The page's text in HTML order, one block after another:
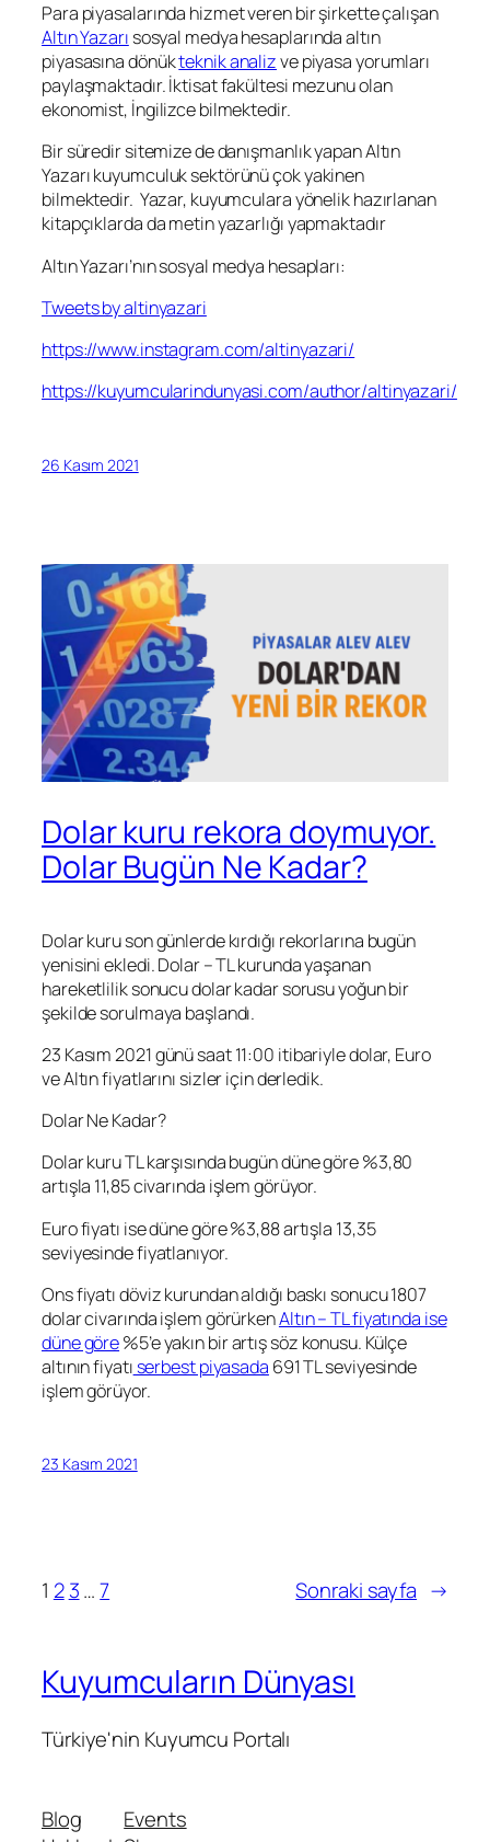
Para piyasalarında hizmet veren bir şirkette çalışan
Altın Yazarı sosyal medya hesaplarında altın
piyasasına dönükteknik analizve piyasa yorumları
paylaşmaktadır. İktisat fakültesi mezunu olan
ekonomist, İngilizce bilmektedir.
Bir süredir sitemize de danışmanlık yapan Altın
Yazarı kuyumculuk sektörünü çok yakinen
bilmektedir. Yazar, kuyumculara yönelik hazırlanan
kitapçıklarda da metin yazarlığı yapmaktadır
Altın Yazarı’nın sosyal medya hesapları:
Tweets by altinyazari
https://www.instagram.com/altinyazari/
https://kuyumcularindunyasi.com/author/altinyazari/
26 Kasım 2021
Dolar kuru rekora doymuyor.
Dolar Bugün Ne Kadar?
Dolar kuru son günlerde kırdığı rekorlarına bugün
yenisini ekledi. Dolar – TL kurunda yaşanan
hareketlilik sonucu dolar kadar sorusu yoğun bir
şekilde sorulmaya başlandı.
23 Kasım 2021 günü saat 11:00 itibariyle dolar, Euro
ve Altın fiyatlarını sizler için derledik.
Dolar Ne Kadar?
Dolar kuru TL karşısında bugün düne göre %3,80
artışla 11,85 civarında işlem görüyor.
Euro fiyatı ise düne göre %3,88 artışla 13,35
seviyesinde fiyatlanıyor.
Ons fiyatı döviz kurundan aldığı baskı sonucu 1807
dolar civarında işlem görürkenAltın – TL fiyatında ise
düne göre%5’e yakın bir artış söz konusu. Külçe
altının fiyatı serbest piyasada 691 TL seviyesinde
işlem görüyor.
23 Kasım 2021
1 2 3… 7 Sonraki sayfa →
Kuyumcuların Dünyası
Türkiye'nin Kuyumcu Portalı
Blog
Events